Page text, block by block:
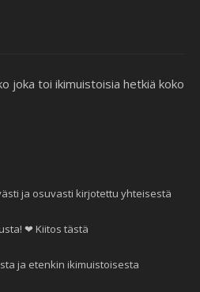
joka toi ikimuistoisia hetkiä koko
ja osuvasti kirjotettu yhteisestä
❤ Kiitos tästä
ja etenkin ikimuistoisesta